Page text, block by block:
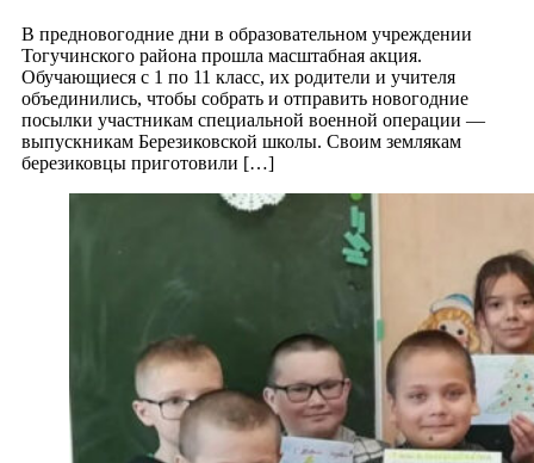
В предновогодние дни в образовательном учреждении
Тогучинского района прошла масштабная акция.
Обучающиеся с 1 по 11 класс, их родители и учителя
объединились, чтобы собрать и отправить новогодние
посылки участникам специальной военной операции —
выпускникам Березиковской школы. Своим землякам
березиковцы приготовили […]